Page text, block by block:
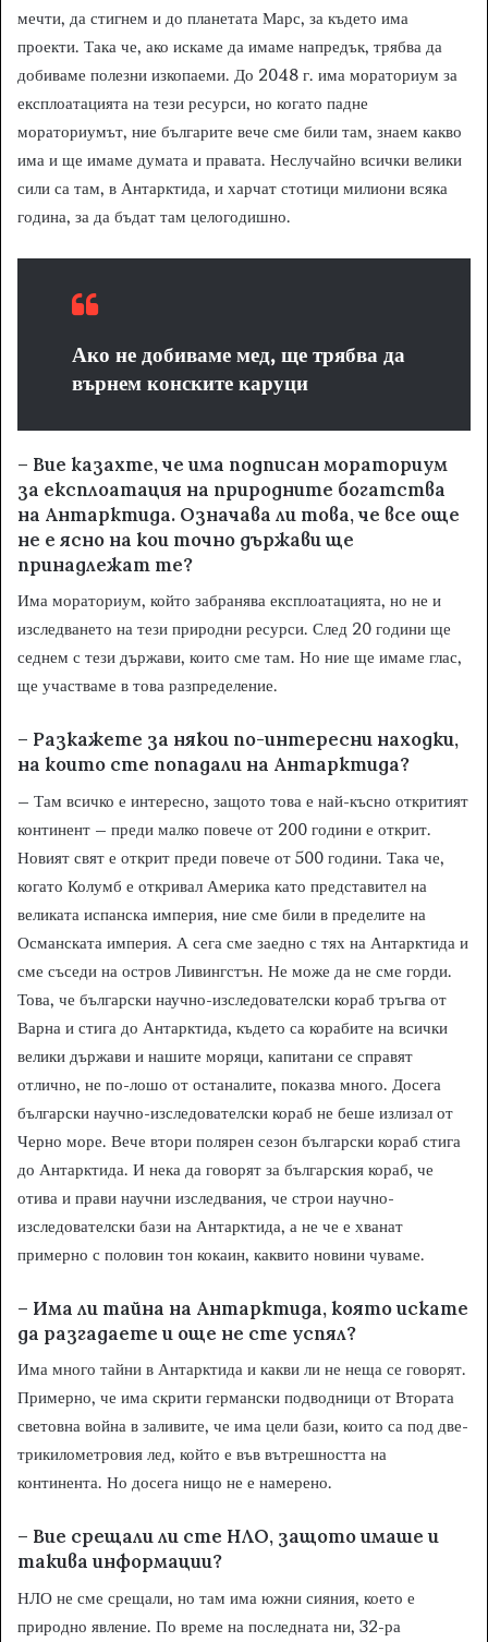
мечти, да стигнем и до планетата Марс, за където има
проекти. Така че, ако искаме да имаме напредък, трябва да
добиваме полезни изкопаеми. До 2048 г. има мораториум за
експлоатацията на тези ресурси, но когато падне
мораториумът, ние българите вече сме били там, знаем какво
има и ще имаме думата и правата. Неслучайно всички велики
сили са там, в Антарктида, и харчат стотици милиони всяка
година, за да бъдат там целогодишно.
Ако не добиваме мед, ще трябва да
върнем конските каруци
– Вие казахте, че има подписан мораториум
за експлоатация на природните богатства
на Антарктида. Означава ли това, че все още
не е ясно на кои точно държави ще
принадлежат те?
Има мораториум, който забранява експлоатацията, но не и
изследването на тези природни ресурси. След 20 години ще
седнем с тези държави, които сме там. Но ние ще имаме глас,
ще участваме в това разпределение.
– Разкажете за някои по-интересни находки,
на които сте попадали на Антарктида?
– Там всичко е интересно, защото това е най-късно откритият
континент – преди малко повече от 200 години е открит.
Новият свят е открит преди повече от 500 години. Така че,
когато Колумб е откривал Америка като представител на
великата испанска империя, ние сме били в пределите на
Османската империя. А сега сме заедно с тях на Антарктида и
сме съседи на остров Ливингстън. Не може да не сме горди.
Това, че български научно-изследователски кораб тръгва от
Варна и стига до Антарктида, където са корабите на всички
велики държави и нашите моряци, капитани се справят
отлично, не по-лошо от останалите, показва много. Досега
български научно-изследователски кораб не беше излизал от
Черно море. Вече втори полярен сезон български кораб стига
до Антарктида. И нека да говорят за българския кораб, че
отива и прави научни изследвания, че строи научно-
изследователски бази на Антарктида, а не че е хванат
примерно с половин тон кокаин, каквито новини чуваме.
– Има ли тайна на Антарктида, която искате
да разгадаете и още не сте успял?
Има много тайни в Антарктида и какви ли не неща се говорят.
Примерно, че има скрити германски подводници от Втората
световна война в заливите, че има цели бази, които са под две-
трикилометровия лед, който е във вътрешността на
континента. Но досега нищо не е намерено.
– Вие срещали ли сте НЛО, защото имаше и
такива информации?
НЛО не сме срещали, но там има южни сияния, което е
природно явление. По време на последната ни, 32-ра